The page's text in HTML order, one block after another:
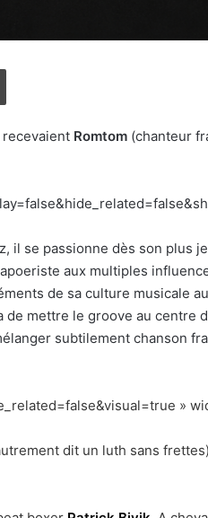
recevaient Romtom (chanteur
il se passionne dès son plus
aux multiples
de sa culture musicale
mettre le groove au centre
subtilement chanson
»
dit un luth sans